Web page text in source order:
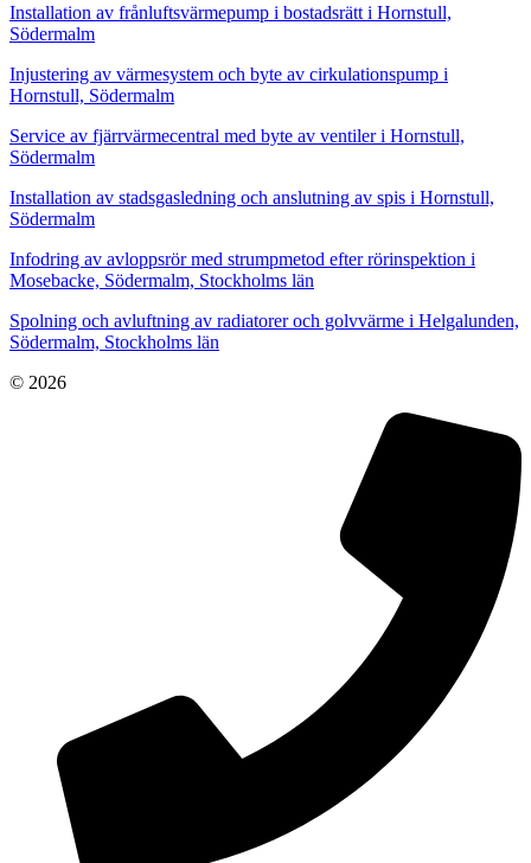
Installation av frånluftsvärmepump i bostadsrätt i Hornstull,
Södermalm
Injustering av värmesystem och byte av cirkulationspump i
Hornstull, Södermalm
Service av fjärrvärmecentral med byte av ventiler i Hornstull,
Södermalm
Installation av stadsgasledning och anslutning av spis i Hornstull,
Södermalm
Infodring av avloppsrör med strumpmetod efter rörinspektion i
Mosebacke, Södermalm, Stockholms län
Spolning och avluftning av radiatorer och golvvärme i Helgalunden,
Södermalm, Stockholms län
© 2026